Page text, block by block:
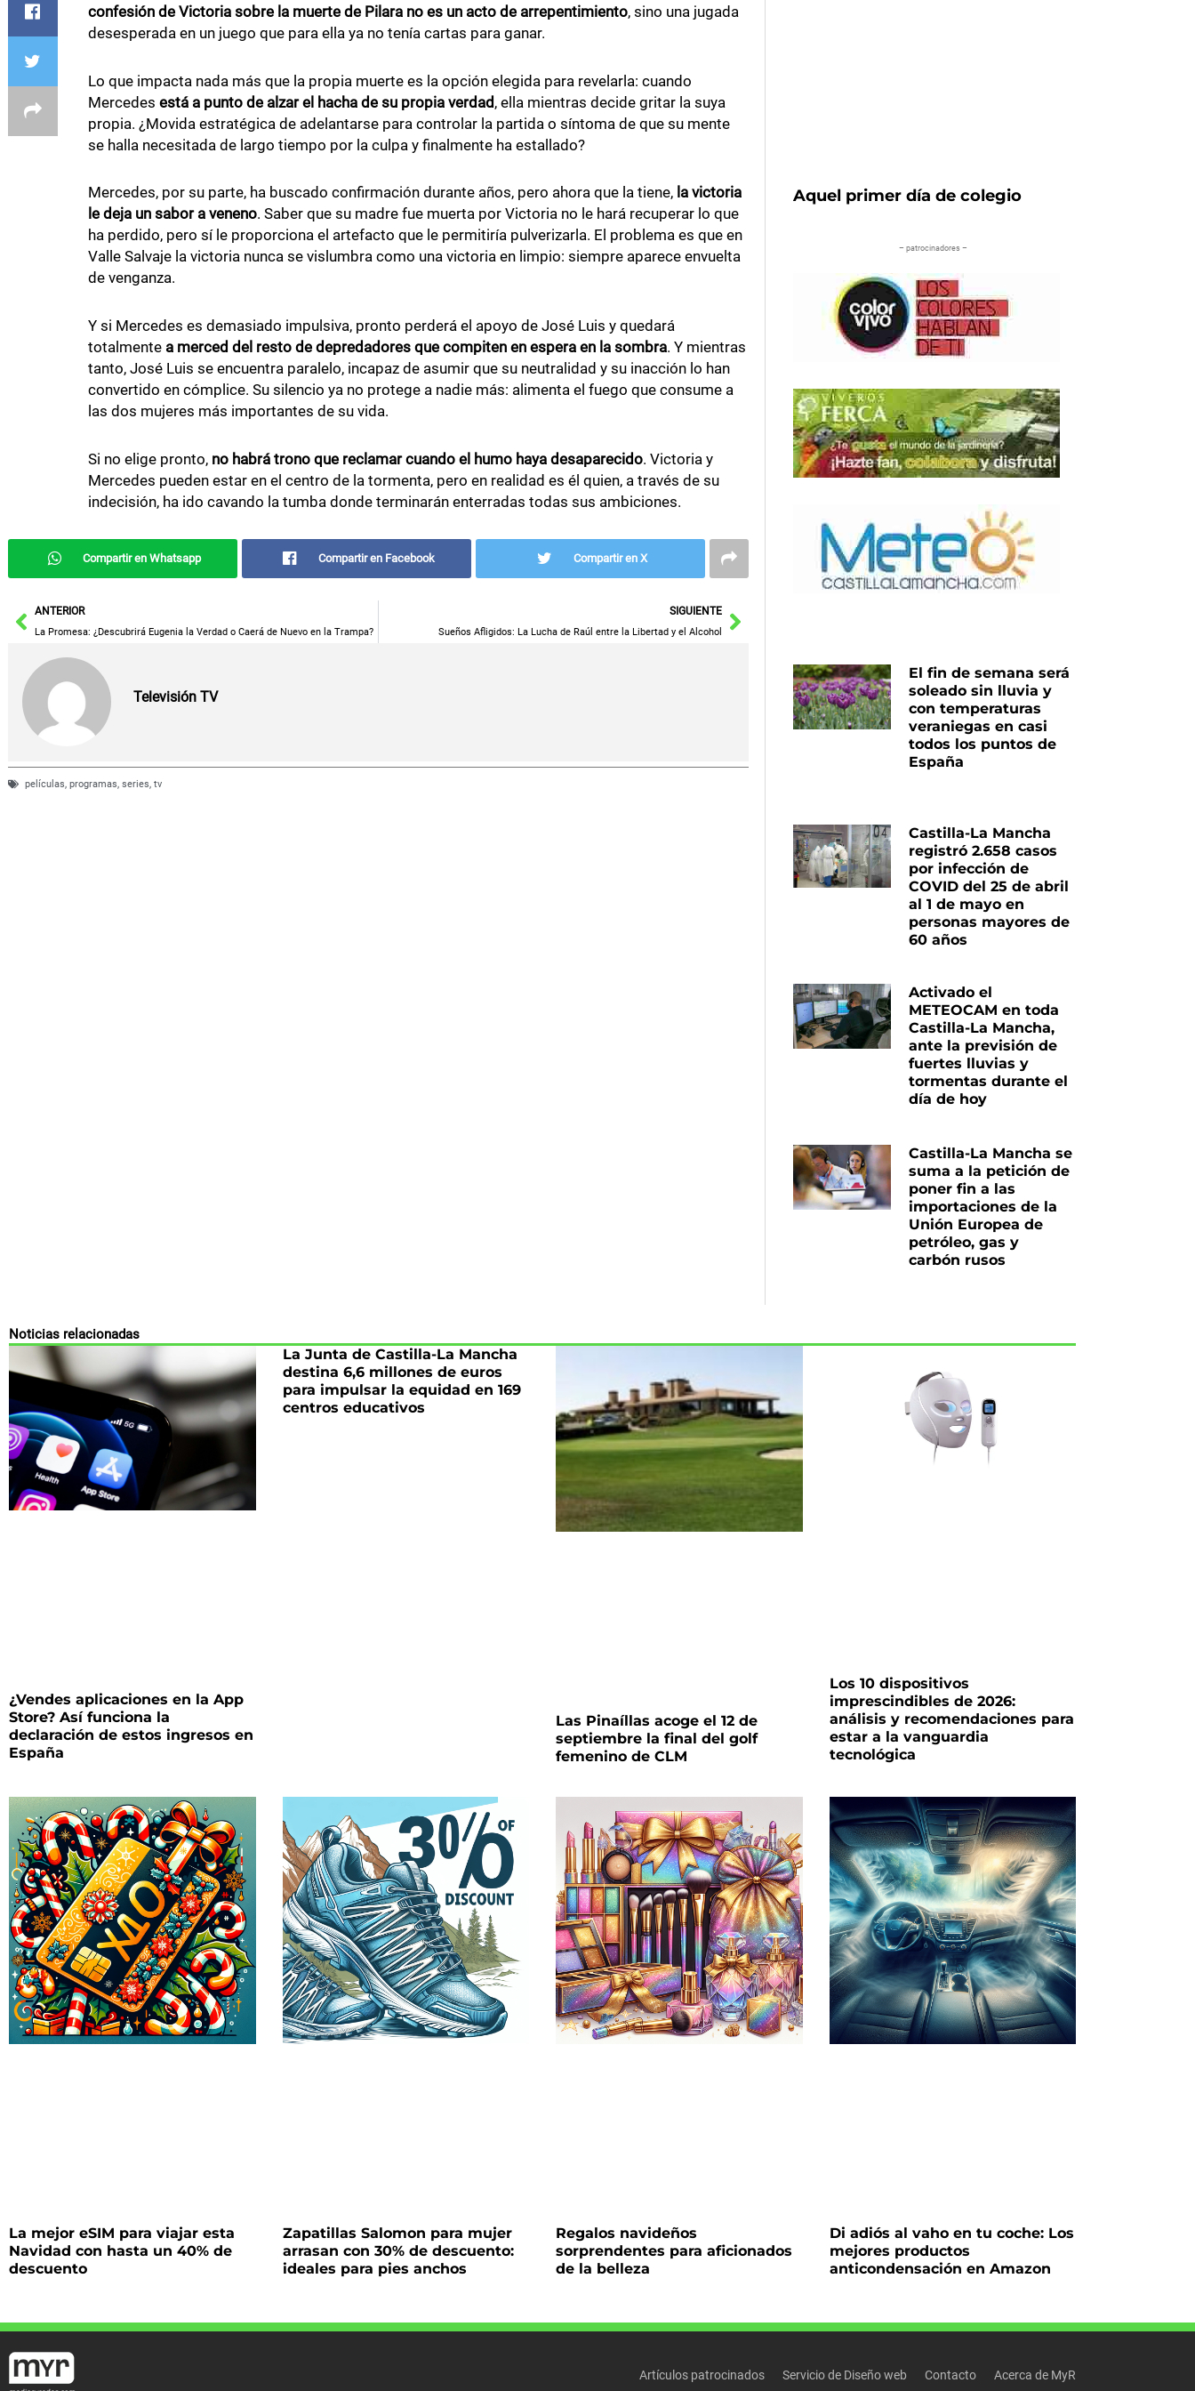
confesión de Victoria sobre la muerte de Pilara no es un acto de arrepentimiento, sino una jugada
desesperada en un juego que para ella ya no tenía cartas para ganar.
Lo que impacta nada más que la propia muerte es la opción elegida para revelarla: cuando
Mercedes está a punto de alzar el hacha de su propia verdad, ella mientras decide gritar la suya
propia. ¿Movida estratégica de adelantarse para controlar la partida o síntoma de que su mente
se halla necesitada de largo tiempo por la culpa y finalmente ha estallado?
Mercedes, por su parte, ha buscado confirmación durante años, pero ahora que la tiene, la victoria
le deja un sabor a veneno. Saber que su madre fue muerta por Victoria no le hará recuperar lo que
ha perdido, pero sí le proporciona el artefacto que le permitiría pulverizarla. El problema es que en
Valle Salvaje la victoria nunca se vislumbra como una victoria en limpio: siempre aparece envuelta
de venganza.
Y si Mercedes es demasiado impulsiva, pronto perderá el apoyo de José Luis y quedará
totalmente a merced del resto de depredadores que compiten en espera en la sombra. Y mientras
tanto, José Luis se encuentra paralelo, incapaz de asumir que su neutralidad y su inacción lo han
convertido en cómplice. Su silencio ya no protege a nadie más: alimenta el fuego que consume a
las dos mujeres más importantes de su vida.
Si no elige pronto, no habrá trono que reclamar cuando el humo haya desaparecido. Victoria y
Mercedes pueden estar en el centro de la tormenta, pero en realidad es él quien, a través de su
indecisión, ha ido cavando la tumba donde terminarán enterradas todas sus ambiciones.
Compartir en Whatsapp Compartir en Facebook Compartir en X
AntANTERIOR
La Promesa: ¿Descubrirá Eugenia la Verdad o Caerá de Nuevo en la Trampa?
SIGUIENTE
Sueños Afligidos: La Lucha de Raúl entre la Libertad y el Alcohol
Siguiente
Televisión TV
películas, programas, series, tv
Aquel primer día de colegio
– patrocinadores –
El fin de semana será
soleado sin lluvia y
con temperaturas
veraniegas en casi
todos los puntos de
España
Castilla-La Mancha
registró 2.658 casos
por infección de
COVID del 25 de abril
al 1 de mayo en
personas mayores de
60 años
Activado el
METEOCAM en toda
Castilla-La Mancha,
ante la previsión de
fuertes lluvias y
tormentas durante el
día de hoy
Castilla-La Mancha se
suma a la petición de
poner fin a las
importaciones de la
Unión Europea de
petróleo, gas y
carbón rusos
Noticias relacionadas
¿Vendes aplicaciones en la App
Store? Así funciona la
declaración de estos ingresos en
España
La Junta de Castilla-La Mancha
destina 6,6 millones de euros
para impulsar la equidad en 169
centros educativos
Las Pinaíllas acoge el 12 de
septiembre la final del golf
femenino de CLM
Los 10 dispositivos
imprescindibles de 2026:
análisis y recomendaciones para
estar a la vanguardia
tecnológica
La mejor eSIM para viajar esta
Navidad con hasta un 40% de
descuento
Zapatillas Salomon para mujer
arrasan con 30% de descuento:
ideales para pies anchos
Regalos navideños
sorprendentes para aficionados
de la belleza
Di adiós al vaho en tu coche: Los
mejores productos
anticondensación en Amazon
Artículos patrocinados Servicio de Diseño web Contacto Acerca de MyR